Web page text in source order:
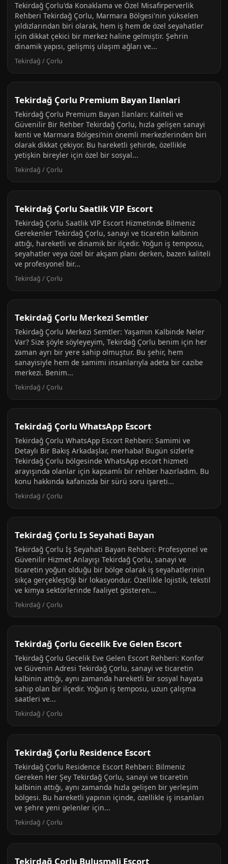
Tekirdağ Çorlu'da Konaklama ve Özel Misafirperverlik
Rehberi Tekirdağ Çorlu, Marmara Bölgesi'nin yükselen
yıldızlarından biri olarak, hem iş hem de özel seyahatler
için dikkat çekici bir merkez haline gelmiştir. Şehrin
dinamik yapısı, gelişmiş ulaşım ağları ve...
Tekirdağ / Çorlu
Tekirdağ Çorlu Premium Bayan Ilanlari
Tekirdağ Çorlu Premium Bayan İlanları: Kaliteli ve
Güvenilir Bir Rehber Tekirdağ Çorlu, hızla gelişen sanayi
kenti ve Marmara Bölgesi’nin önemli merkezlerinden biri
olarak dikkat çekiyor. Bu hareketli şehirde, özellikle
yetişkin bireyler için özel bir sosyal...
Tekirdağ / Çorlu
Tekirdağ Çorlu Saatlik VIP Escort
Tekirdağ Çorlu Saatlik VIP Escort Hizmetinde Bilmeniz
Gerekenler Tekirdağ Çorlu, sanayi ve ticaretin kalbinin
attığı, hareketli ve dinamik bir ilçedir. Yoğun iş temposu,
seyahatler veya özel bir akşam planı derken, bazen kaliteli
ve profesyonel bir...
Tekirdağ / Çorlu
Tekirdağ Çorlu Merkezi Semtler
Tekirdağ Çorlu Merkezi Semtler: Yaşamın Kalbinde Neler
Var? Size şöyle söyleyeyim, Tekirdağ Çorlu benim için her
zaman ayrı bir yere sahip olmuştur. Bu şehir, hem
sanayisiyle hem de samimi insanlarıyla adeta bir cazibe
merkezi. Benim...
Tekirdağ / Çorlu
Tekirdağ Çorlu WhatsApp Escort
Tekirdağ Çorlu WhatsApp Escort Rehberi: Samimi ve
Detaylı Bir Bakış Arkadaşlar, merhaba! Bugün sizlerle
Tekirdağ Çorlu bölgesinde WhatsApp escort hizmeti
arayışında olanlar için kapsamlı bir rehber hazırladım. Bu
konu hakkında kafanızda bir sürü soru işareti...
Tekirdağ / Çorlu
Tekirdağ Çorlu Is Seyahati Bayan
Tekirdağ Çorlu İş Seyahati Bayan Rehberi: Profesyonel ve
Güvenilir Hizmet Anlayışı Tekirdağ Çorlu, sanayi ve
ticaretin yoğun olduğu bir bölge olarak iş seyahatlerinin
sıkça gerçekleştiği bir lokasyondur. Özellikle lojistik, tekstil
ve kimya sektörlerinde faaliyet gösteren...
Tekirdağ / Çorlu
Tekirdağ Çorlu Gecelik Eve Gelen Escort
Tekirdağ Çorlu Gecelik Eve Gelen Escort Rehberi: Konfor
ve Güvenin Adresi Tekirdağ Çorlu, sanayi ve ticaretin
kalbinin attığı, aynı zamanda hareketli bir sosyal hayata
sahip olan bir ilçedir. Yoğun iş temposu, uzun çalışma
saatleri ve...
Tekirdağ / Çorlu
Tekirdağ Çorlu Residence Escort
Tekirdağ Çorlu Residence Escort Rehberi: Bilmeniz
Gereken Her Şey Tekirdağ Çorlu, sanayi ve ticaretin
kalbinin attığı, aynı zamanda hızla gelişen bir yerleşim
bölgesi. Bu hareketli yapının içinde, özellikle iş insanları
ve şehre yeni gelenler için...
Tekirdağ / Çorlu
Tekirdağ Çorlu Bulusmali Escort